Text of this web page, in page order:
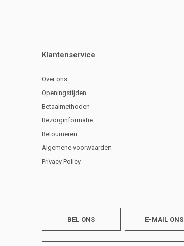
Klantenservice
Over ons
Openingstijden
Betaalmethoden
Bezorginformatie
Retourneren
Algemene voorwaarden
Privacy Policy
BEL ONS E-MAIL ONS